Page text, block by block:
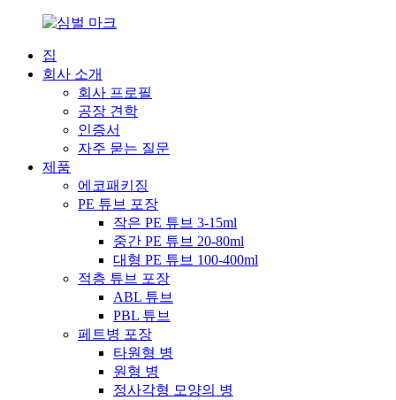
집
회사 소개
회사 프로필
공장 견학
인증서
자주 묻는 질문
제품
에코패키징
PE 튜브 포장
작은 PE 튜브 3-15ml
중간 PE 튜브 20-80ml
대형 PE 튜브 100-400ml
적층 튜브 포장
ABL 튜브
PBL 튜브
페트병 포장
타원형 병
원형 병
정사각형 모양의 병